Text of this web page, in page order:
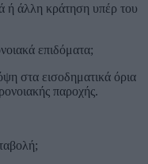
ή άλλη κράτηση υπέρ του
επιδόματα;
στα εισοδηματικά όρια
παροχής.